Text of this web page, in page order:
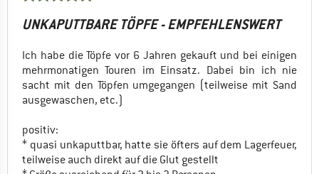
UNKAPUTTBARE TÖPFE - EMPFEHLENSWERT
Ich habe die Töpfe vor 6 Jahren gekauft und bei einigen
mehrmonatigen Touren im Einsatz. Dabei bin ich nie
sacht mit den Töpfen umgegangen (teilweise mit Sand
ausgewaschen, etc.)
positiv:
* quasi unkaputtbar, hatte sie öfters auf dem Lagerfeuer,
teilweise auch direkt auf die Glut gestellt